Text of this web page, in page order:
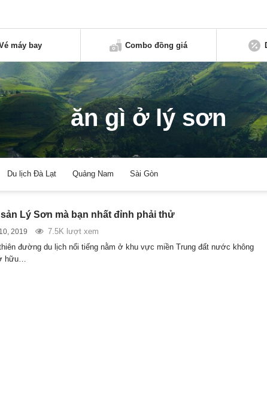
máy bay Combo đồng giá
ăn gì ở lý sơn
Du lịch Đà Lạt Quảng Nam Sài Gòn
sản Lý Sơn mà bạn nhất đỉnh phải thử
2019
7.5K lượt xem
đường du lịch nổi tiếng nằm ở khu vực miền Trung đất nước không
hữu…